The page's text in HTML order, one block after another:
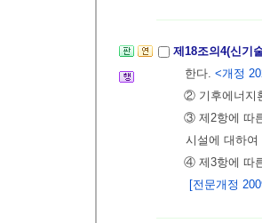
제18조의4(신기
한다. <개정
② 기후에너지
③ 제2항에 따
시설에 대하
④ 제3항에 따
[전문개정